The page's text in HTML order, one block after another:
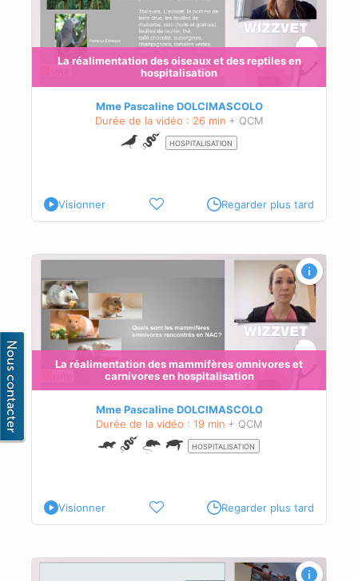
La réalimentation des oiseaux et des reptiles en
hospitalisation
Mme Pascaline DOLCIMASCOLO
Durée de la vidéo : 26 min + QCM
HOSPITALISATION
Visionner Regarder plus tard
La réalimentation des mammifères omnivores et
carnivores en hospitalisation
Mme Pascaline DOLCIMASCOLO
Durée de la vidéo : 19 min + QCM
HOSPITALISATION
Visionner Regarder plus tard